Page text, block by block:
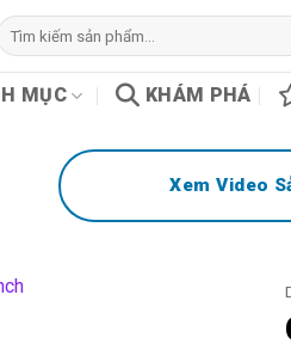
MỤC KHÁM PHÁ
Xem Video